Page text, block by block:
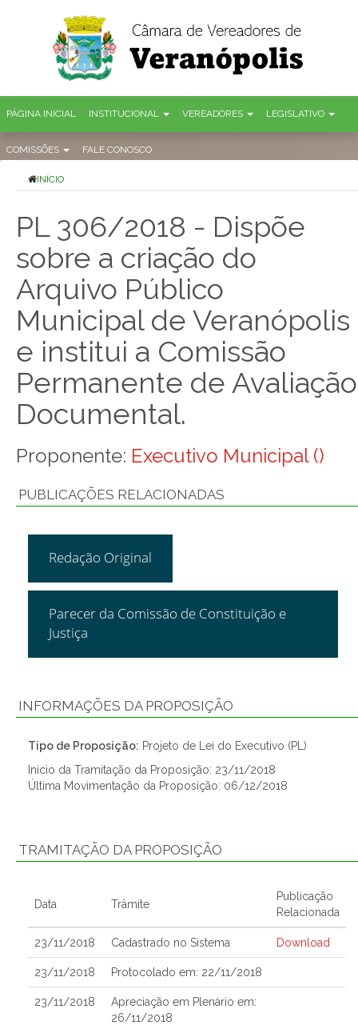
PÁGINA INICIAL INSTITUCIONAL VEREADORES LEGISLATIVO
COMISSÕES FALE CONOSCO
INÍCIO
PL 306/2018 - Dispõe
sobre a criação do
Arquivo Público
Municipal de Veranópolis
e institui a Comissão
Permanente de Avaliação
Documental.
Proponente: Executivo Municipal ()
PUBLICAÇÕES RELACIONADAS
Redação Original
Parecer da Comissão de Constituição e
Justiça
INFORMAÇÕES DA PROPOSIÇÃO
Tipo de Proposição: Projeto de Lei do Executivo (PL)
Início da Tramitação da Proposição: 23/11/2018
Última Movimentação da Proposição: 06/12/2018
TRAMITAÇÃO DA PROPOSIÇÃO
Data Trâmite
Publicação
Relacionada
23/11/2018 Cadastrado no Sistema Download
23/11/2018 Protocolado em: 22/11/2018
23/11/2018
Apreciação em Plenário em:
26/11/2018